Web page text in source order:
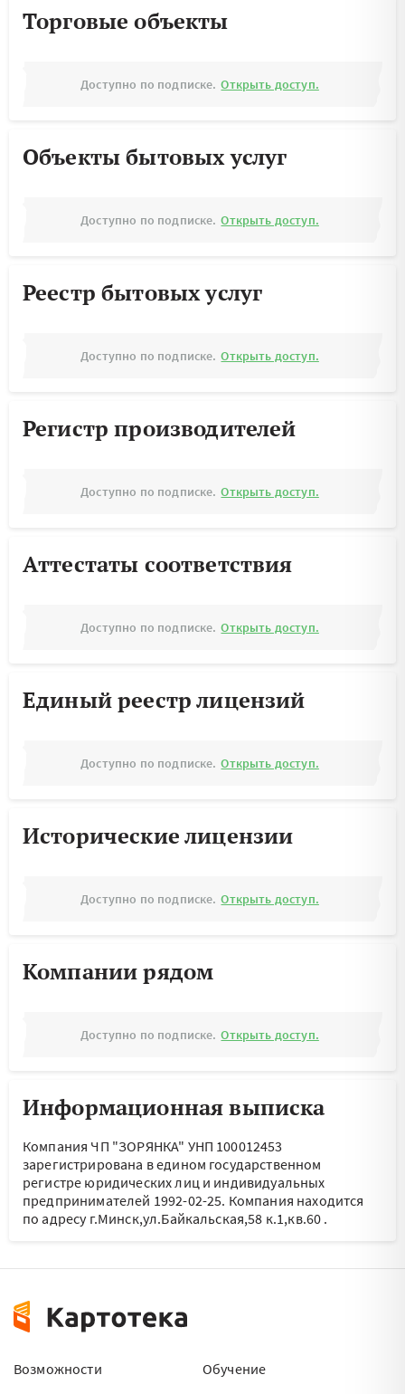
Торговые объекты
Доступно по подписке. Открыть доступ.
Объекты бытовых услуг
Доступно по подписке. Открыть доступ.
Реестр бытовых услуг
Доступно по подписке. Открыть доступ.
Регистр производителей
Доступно по подписке. Открыть доступ.
Аттестаты соответствия
Доступно по подписке. Открыть доступ.
Единый реестр лицензий
Доступно по подписке. Открыть доступ.
Исторические лицензии
Доступно по подписке. Открыть доступ.
Компании рядом
Доступно по подписке. Открыть доступ.
Информационная выписка
Компания ЧП "ЗОРЯНКА" УНП 100012453
зарегистрирована в едином государственном
регистре юридических лиц и индивидуальных
предпринимателей 1992-02-25. Компания находится
по адресу г.Минск,ул.Байкальская,58 к.1,кв.60 .
Возможности
Обучение